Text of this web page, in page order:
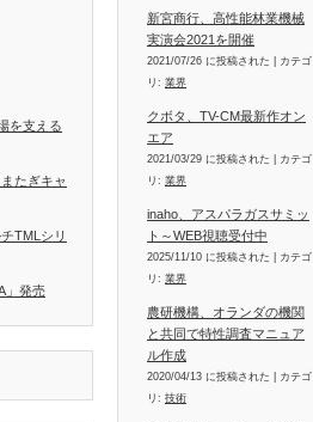
を支える
たぎキャ
TMLシリ
」発売
新宮商行、高性能林業機械
実演会2021を開催
2021/07/26 に投稿された
カテゴ
リ: 業界
クボタ、TV-CM最新作オン
エア
2021/03/29 に投稿された
カテゴ
リ: 業界
inaho、アスパラガスサミッ
ト～WEB視聴受付中
2025/11/10 に投稿された
カテゴ
リ: 業界
農研機構、オランダの機関
と共同で特性調査マニュア
ル作成
2020/04/13 に投稿された
カテゴ
リ: 技術